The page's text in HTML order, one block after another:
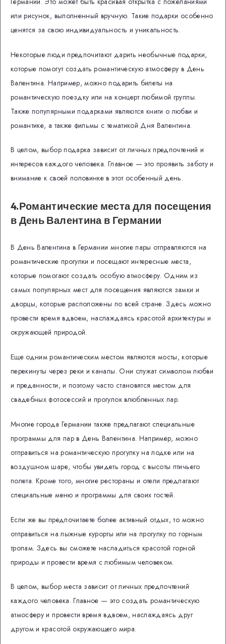
или рисунок, выполненный вручную. Такие подарки особенно
ценятся за свою индивидуальность и уникальность.
Некоторые люди предпочитают дарить необычные подарки,
которые помогут создать романтическую атмосферу в День
Валентина. Например, можно подарить билеты на
романтическую поездку или на концерт любимой группы.
Также популярными подарками являются книги о любви и
романтике, а также фильмы с тематикой Дня Валентина.
В целом, выбор подарка зависит от личных предпочтений и
интересов каждого человека. Главное — это проявить заботу и
внимание к своей половинке в этот особенный день.
4.Романтические места для посещения
в День Валентина в Германии
В День Валентина в Германии многие пары отправляются на
романтические прогулки и посещают интересные места,
которые помогают создать особую атмосферу. Одним из
самых популярных мест для посещения являются замки и
дворцы, которые расположены по всей стране. Здесь можно
провести время вдвоем, наслаждаясь красотой архитектуры и
окружающей природой.
Еще одним романтическим местом являются мосты, которые
перекинуты через реки и каналы. Они служат символом любви
и преданности, и поэтому часто становятся местом для
свадебных фотосессий и прогулок влюбленных пар.
Многие города Германии также предлагают специальные
программы для пар в День Валентина. Например, можно
отправиться на романтическую прогулку на лодке или на
воздушном шаре, чтобы увидеть город с высоты птичьего
полета. Кроме того, многие рестораны и отели предлагают
специальные меню и программы для своих гостей.
Если же вы предпочитаете более активный отдых, то можно
отправиться на лыжные курорты или на прогулку по горным
тропам. Здесь вы сможете насладиться красотой горной
природы и провести время с любимым человеком.
В целом, выбор места зависит от личных предпочтений
каждого человека. Главное — это создать романтическую
атмосферу и провести время вдвоем, наслаждаясь друг
другом и красотой окружающего мира.